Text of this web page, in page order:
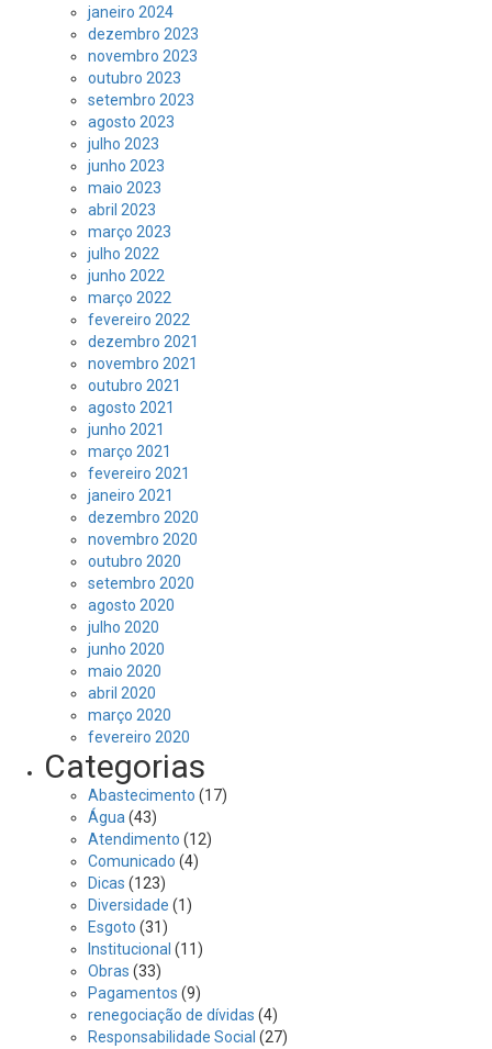
janeiro 2024
dezembro 2023
novembro 2023
outubro 2023
setembro 2023
agosto 2023
julho 2023
junho 2023
maio 2023
abril 2023
março 2023
julho 2022
junho 2022
março 2022
fevereiro 2022
dezembro 2021
novembro 2021
outubro 2021
agosto 2021
junho 2021
março 2021
fevereiro 2021
janeiro 2021
dezembro 2020
novembro 2020
outubro 2020
setembro 2020
agosto 2020
julho 2020
junho 2020
maio 2020
abril 2020
março 2020
fevereiro 2020
Categorias
Abastecimento (17)
Água (43)
Atendimento (12)
Comunicado (4)
Dicas (123)
Diversidade (1)
Esgoto (31)
Institucional (11)
Obras (33)
Pagamentos (9)
renegociação de dívidas (4)
Responsabilidade Social (27)